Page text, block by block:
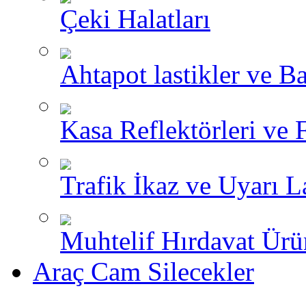
Çeki Halatları
Ahtapot lastikler ve
Kasa Reflektörleri ve
Trafik İkaz ve Uyarı
Muhtelif Hırdavat
Araç Cam Silecekler